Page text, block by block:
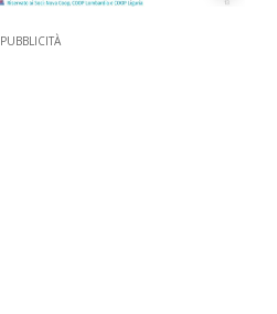
PUBBLICITÀ